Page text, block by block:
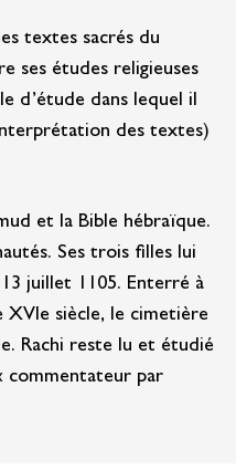
textes sacrés du
ses études religieuses
d’étude dans lequel il
des textes)
et la Bible hébraïque.
Ses trois filles lui
juillet 1105. Enterré à
XVIe siècle, le cimetière
Rachi reste lu et étudié
commentateur par